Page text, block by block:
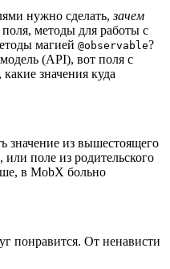
нужно сделать,зачем
поля, методы для работы с
магией @observable?
(API), вот поля с
значения куда
значение из вышестоящего
поле из родительского
в MobX больно
понравится. От ненависти